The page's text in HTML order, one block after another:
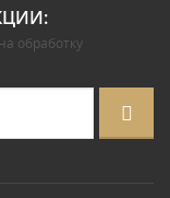
обработку